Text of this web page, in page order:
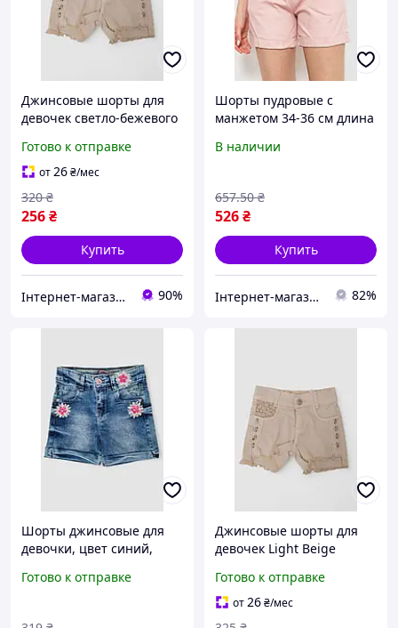
Джинсовые шорты для
девочек светло-бежевого
для лета из натурального
материала
Готово к отправке
от26₴/мес
256₴
320 ₴
Купить
Інтернет-магазин Look 100 Clothes 90%
Шорты пудровые с
манжетом 34-36 см длина
шву для активного
В наличии
526₴
657.50 ₴
Купить
Інтернет-магазин TOOLS MAX 82%
Шорты джинсовые для
девочки, цвет синий,
Готово к отправке
Джинсовые шорты для
девочек Light Beige
карманами для лета 5-10
лет
Готово к отправке
от26₴/мес